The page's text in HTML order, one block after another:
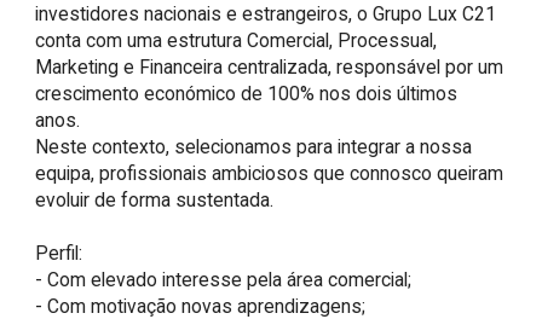
investidores nacionais e estrangeiros, o Grupo Lux C21
conta com uma estrutura Comercial, Processual,
Marketing e Financeira centralizada, responsável por um
crescimento económico de 100% nos dois últimos
anos.
Neste contexto, selecionamos para integrar a nossa
equipa, profissionais ambiciosos que connosco queiram
evoluir de forma sustentada.
Perfil:
- Com elevado interesse pela área comercial;
- Com motivação novas aprendizagens;